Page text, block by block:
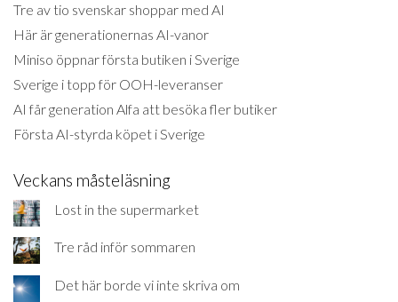
Tre av tio svenskar shoppar med AI
Här är generationernas AI-vanor
Miniso öppnar första butiken i Sverige
Sverige i topp för OOH-leveranser
AI får generation Alfa att besöka fler butiker
Första AI-styrda köpet i Sverige
Veckans måsteläsning
Lost in the supermarket
Tre råd inför sommaren
Det här borde vi inte skriva om